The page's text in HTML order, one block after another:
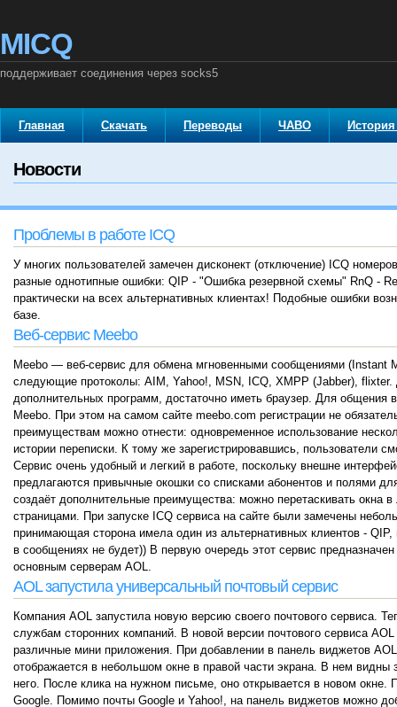
MICQ
поддерживает соединения через socks5
Главная Скачать Переводы ЧАВО
Новости
Проблемы в работе ICQ
У многих пользователей замечен дисконект (отключение) ICQ
разные однотипные ошибки: QIP - "Ошибка резервной схемы" RnQ -
практически на всех альтернативных клиентах! Подобные ошибки
базе.
Веб-сервис Meebo
Meebo — веб-сервис для обмена мгновенными сообщениями (Instant
следующие протоколы: AIM, Yahoo!, MSN, ICQ, XMPP (Jabber),
дополнительных программ, достаточно иметь браузер. Для общения
Meebo. При этом на самом сайте meebo.com регистрации не
преимуществам можно отнести: одновременное использование
истории переписки. К тому же зарегистрировавшись, пользователи
Сервис очень удобный и легкий в работе, поскольку внешне
предлагаются привычные окошки со списками абонентов и полями
создаёт дополнительные преимущества: можно перетаскивать
страницами. При запуске ICQ сервиса на сайте были замечены
принимающая сторона имела один из альтернативных клиентов -
в сообщениях не будет)) В первую очередь этот сервис
основным серверам AOL.
AOL запустила универсальный почтовый сервис
Компания AOL запустила новую версию своего почтового сервиса.
службам сторонних компаний. В новой версии почтового сервиса
различные мини приложения. При добавлении в панель виджетов
отображается в небольшом окне в правой части экрана. В нем
него. После клика на нужном письме, оно открывается в новом
Google. Помимо почты Google и Yahoo!, на панель виджетов можно